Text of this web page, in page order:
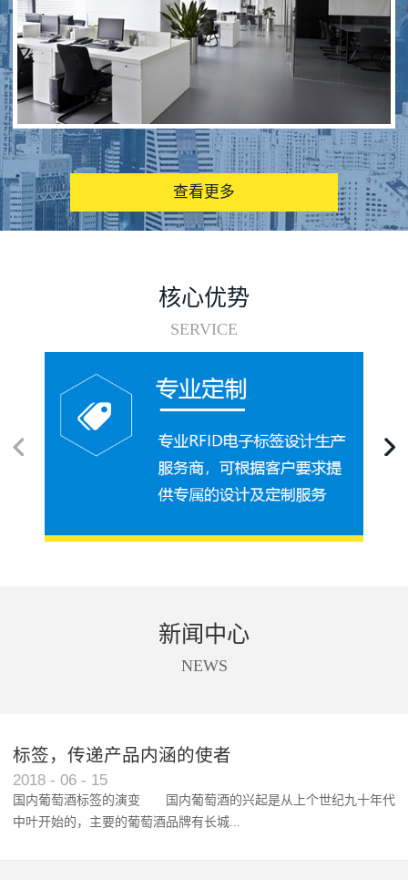
图书馆RFID电子标签管理系统
查看更多
核心优势
SERVICE
新闻中心
NEWS
标签，传递产品内涵的使者
2018 - 06 - 15
国内葡萄酒标签的演变 国内葡萄酒的兴起是从上个世纪九十年代
中叶开始的，主要的葡萄酒品牌有长城...